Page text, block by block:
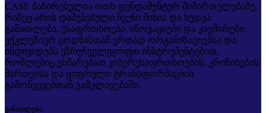
CASE ბაზირებულია ოთხ ფუნდამენტურ მიმართულებაზე,
რაზეც არის დაშენებული ჩვენი მისია და ხედვა:
განათლება, უსაფრთხოება, ინოვაციები და კავშირები.
ექკლუზიურ ცოდნასთან ერთად ორგანიზაციებსა და
ინდივიდებს უზრუნველვყოფთ ინსტრუმენტებით,
რომლებიც ეხმარებათ კიბერუსაფრთხოების, კრიზისების
მართვისა და ციფრული ტრანსფორმაციის
გამოწვევებთან გამკლავებაში.
განათლება